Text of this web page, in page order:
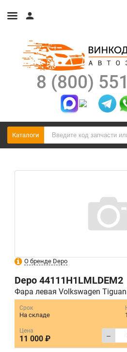
8 (800)
Каталоги
О бренде Depo
Depo 44111H1LMLDEM2
Фара левая Volkswagen Tiguan
Срок
На складе
Цена
11 000 ₽ –